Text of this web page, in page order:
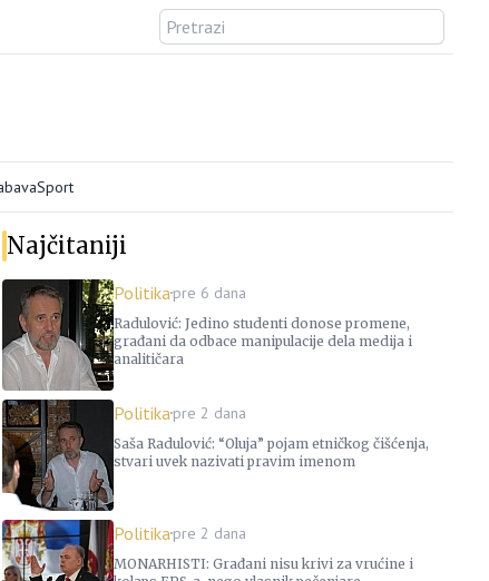
Sport
Najčitaniji
Politikapre 6 dana
Radulović: Jedino studenti donose promene,
građani da odbace manipulacije dela medija i
analitičara
Politikapre 2 dana
Saša Radulović: “Oluja” pojam etničkog čišćenja,
stvari uvek nazivati pravim imenom
Politikapre 2 dana
MONARHISTI: Građani nisu krivi za vrućine i